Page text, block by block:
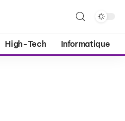
High-Tech Informatique